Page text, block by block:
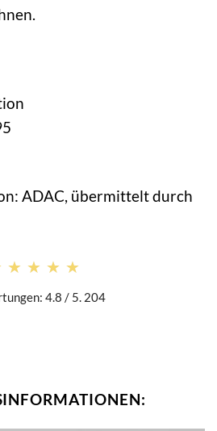
ADAC, übermittelt durch
4.8 / 5. 204